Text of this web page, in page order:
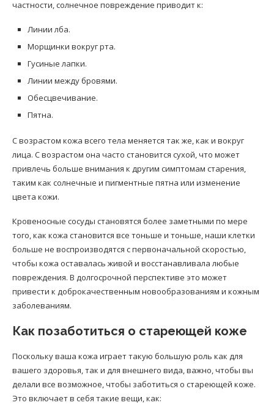
частности, солнечное повреждение приводит к:
Линии лба.
Морщинки вокруг рта.
Гусиные лапки.
Линии между бровями.
Обесцвечивание.
Пятна.
С возрастом кожа всего тела меняется так же, как и вокруг
лица. С возрастом она часто становится сухой, что может
привлечь больше внимания к другим симптомам старения,
таким как солнечные и пигментные пятна или изменение
цвета кожи.
Кровеносные сосуды становятся более заметными по мере
того, как кожа становится все тоньше и тоньше, наши клетки
больше не воспроизводятся с первоначальной скоростью,
чтобы кожа оставалась живой и восстанавливала любые
повреждения. В долгосрочной перспективе это может
привести к доброкачественным новообразованиям и кожным
заболеваниям.
Как позаботиться о стареющей коже
Поскольку ваша кожа играет такую большую роль как для
вашего здоровья, так и для внешнего вида, важно, чтобы вы
делали все возможное, чтобы заботиться о стареющей коже.
Это включает в себя такие вещи, как: